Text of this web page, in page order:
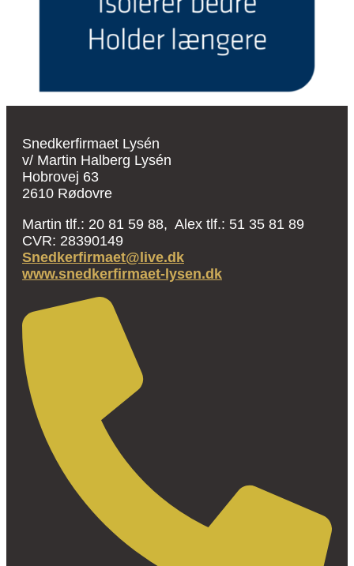
Snedkerfirmaet Lysén
v/ Martin Halberg Lysén
Hobrovej 63
2610 Rødovre
Martin tlf.: 20 81 59 88, Alex tlf.: 51 35 81 89
CVR: 28390149
Snedkerfirmaet@live.dk
www.snedkerfirmaet-lysen.dk